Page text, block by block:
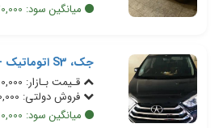
میانگین سود: 222,530,000 ت
جک، S3 اتوماتیک - مدل 1402
قـیمت بـازار: 2,200,000,000 ت
فروش دولتی: 1,452,000,000 ت
میانگین سود: 523,600,000 ت